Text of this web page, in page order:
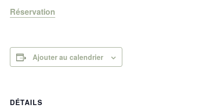
Réservation
Ajouter au calendrier
DÉTAILS